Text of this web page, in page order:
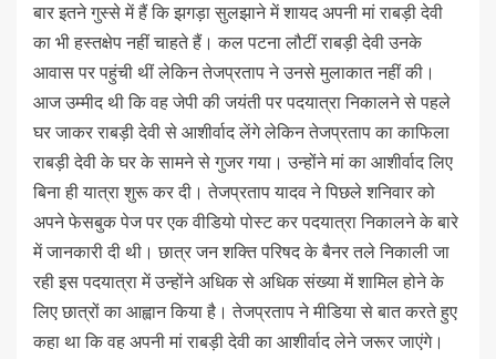
बार इतने गुस्‍से में हैं कि झगड़ा सुलझाने में शायद अपनी मां राबड़ी देवी
का भी हस्‍तक्षेप नहीं चाहते हैं। कल पटना लौटीं राबड़ी देवी उनके
आवास पर पहुंची थीं लेकिन तेजप्रताप ने उनसे मुलाकात नहीं की।
आज उम्‍मीद थी कि वह जेपी की जयंती पर पदयात्रा निकालने से पहले
घर जाकर राबड़ी देवी से आशीर्वाद लेंगे लेकिन तेजप्रताप का काफिला
राबड़ी देवी के घर के सामने से गुजर गया। उन्‍होंने मां का आशीर्वाद लिए
बिना ही यात्रा शुरू कर दी। तेजप्रताप यादव ने पिछले शनिवार को
अपने फेसबुक पेज पर एक वीडियो पोस्‍ट कर पदयात्रा निकालने के बारे
में जानकारी दी थी। छात्र जन शक्ति परिषद के बैनर तले निकाली जा
रही इस पदयात्रा में उन्‍होंने अधिक से अधिक संख्‍या में शामिल होने के
लिए छात्रों का आह्वान किया है। तेजप्रताप ने मीडिया से बात करते हुए
कहा था कि वह अपनी मां राबड़ी देवी का आशीर्वाद लेने जरूर जाएंगे।